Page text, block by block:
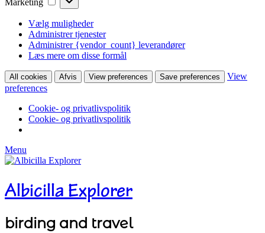
Marketing
Vælg muligheder
Administrer tjenester
Administrer {vendor_count} leverandører
Læs mere om disse formål
All cookies Afvis View preferences Save preferences
View
preferences
Cookie- og privatlivspolitik
Cookie- og privatlivspolitik
Menu
Albicilla Explorer
birding and travel